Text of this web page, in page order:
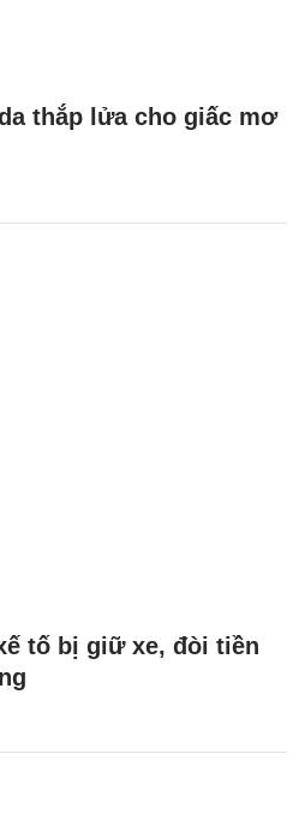
thắp lửa cho giấc mơ
tố bị giữ xe, đòi tiền